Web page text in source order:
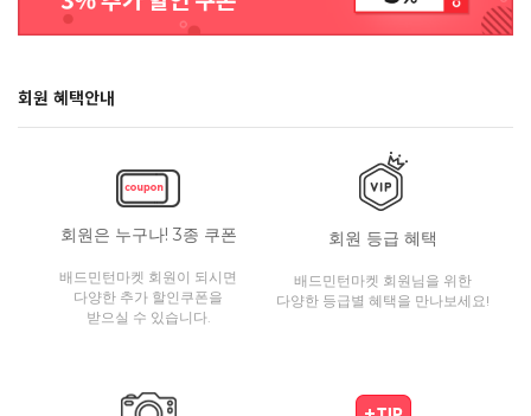
회원 혜택안내
회원은 누구나! 3종 쿠폰
배드민턴마켓 회원이 되시면
다양한 추가 할인쿠폰을
받으실 수 있습니다.
회원 등급 혜택
배드민턴마켓 회원님을 위한
다양한 등급별 혜택을 만나보세요!